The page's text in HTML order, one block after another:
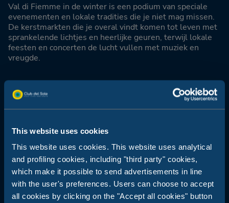
This website uses cookies
This website uses cookies. This website uses analytical
and profiling cookies, including "third party" cookies,
which make it possible to send advertisements in line
with the user's preferences. Users can choose to accept
all cookies by clicking on the "Accept all cookies" button
Val di Fiemme in de winter is een podium van speciale
evenementen en lokale tradities die je niet mag missen.
De kerstmarkten die je overal vindt komen tot leven met
sprankelende lichtjes en heerlijke geuren, terwijl lokale
feesten en concerten de lucht vullen met muziek en
vreugde.